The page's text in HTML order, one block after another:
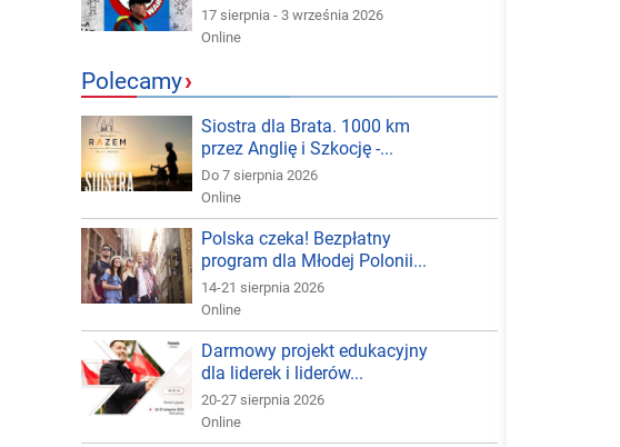
17 sierpnia - 3 września 2026
Online
Polecamy›
Siostra dla Brata. 1000 km
przez Anglię i Szkocję -...
Do 7 sierpnia 2026
Online
Polska czeka! Bezpłatny
program dla Młodej Polonii...
14-21 sierpnia 2026
Online
Darmowy projekt edukacyjny
dla liderek i liderów...
20-27 sierpnia 2026
Online